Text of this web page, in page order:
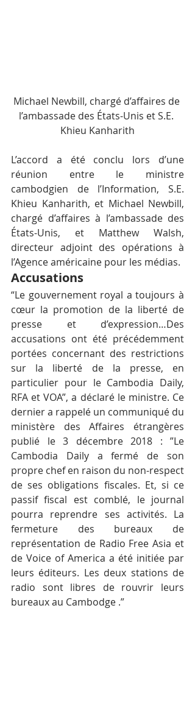
Michael Newbill, chargé d’affaires de
l’ambassade des États-Unis et S.E.
Khieu Kanharith
L’accord a été conclu lors d’une
réunion entre le ministre
cambodgien de l’Information, S.E.
Khieu Kanharith, et Michael Newbill,
chargé d’affaires à l’ambassade des
États-Unis, et Matthew Walsh,
directeur adjoint des opérations à
l’Agence américaine pour les médias.
Accusations
“Le gouvernement royal a toujours à
cœur la promotion de la liberté de
presse et d’expression…Des
accusations ont été précédemment
portées concernant des restrictions
sur la liberté de la presse, en
particulier pour le Cambodia Daily,
RFA et VOA”, a déclaré le ministre. Ce
dernier a rappelé un communiqué du
ministère des Affaires étrangères
publié le 3 décembre 2018 : ”Le
Cambodia Daily a fermé de son
propre chef en raison du non-respect
de ses obligations fiscales. Et, si ce
passif fiscal est comblé, le journal
pourra reprendre ses activités. La
fermeture des bureaux de
représentation de Radio Free Asia et
de Voice of America a été initiée par
leurs éditeurs. Les deux stations de
radio sont libres de rouvrir leurs
bureaux au Cambodge .”